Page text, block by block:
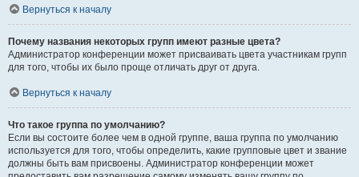
Вернуться к началу
Почему названия некоторых групп имеют разные цвета?
Администратор конференции может присваивать цвета участникам групп
для того, чтобы их было проще отличать друг от друга.
Вернуться к началу
Что такое группа по умолчанию?
Если вы состоите более чем в одной группе, ваша группа по умолчанию
используется для того, чтобы определить, какие групповые цвет и звание
должны быть вам присвоены. Администратор конференции может